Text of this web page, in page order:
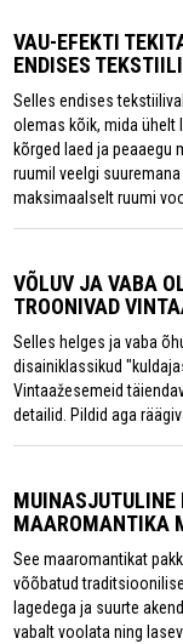
VAU-EFEKTI
ENDISES
Selles endises
olemas kõik, mida
kõrged laed ja peaaegu
ruumil veelgi
maksimaalselt ruumi
VÕLUV JA VABA
TROONIVAD
Selles helges ja vaba
disainiklassikud
Vintaažesemeid
detailid. Pildid aga
MUINASJUTULINE
MAAROMANTIKA
See maaromantikat
võõbatud
lagedega ja suurte
vabalt voolata ning